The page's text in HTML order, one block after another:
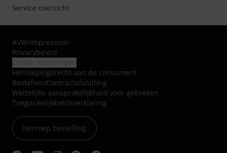
Service overzicht
AVW/Impressum
Privacybeleid
Herroepingsrecht van de consument
Bestellen/Contractafsluiting
Wettelijke aansprakelijkheid voor gebreken
Toegankelijkheidsverklaring
Herroep bestelling